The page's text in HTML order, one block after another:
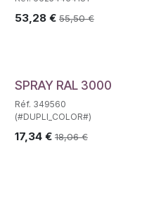
53,28€ 55,50€
SPRAY RAL 3000
Réf. 349560
(#DUPLI_COLOR#)
17,34€ 18,06€